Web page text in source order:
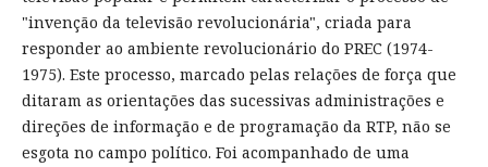
"invenção da televisão revolucionária", criada para
responder ao ambiente revolucionário do PREC (1974-
1975). Este processo, marcado pelas relações de força que
ditaram as orientações das sucessivas administrações e
direções de informação e de programação da RTP, não se
esgota no campo político. Foi acompanhado de uma